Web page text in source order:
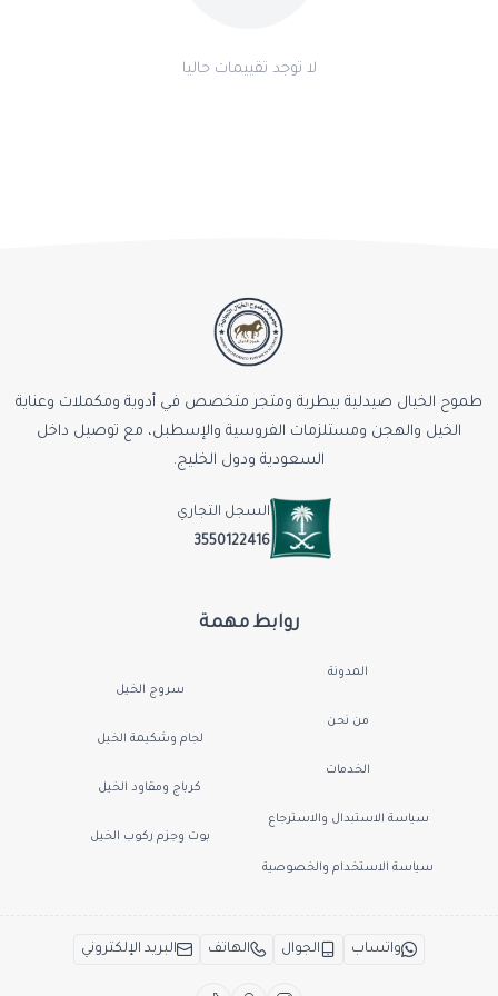
لا توجد تقييمات حاليا
روابط مهمة
المدونة
من نحن
الخدمات
سياسة الاستبدال والاسترجاع
سياسة الاستخدام والخصوصية
سروج الخيل
لجام وشكيمة الخيل
كرباج ومقاود الخيل
بوت وجزم ركوب الخيل
طموح الخيال صيدلية بيطرية ومتجر متخصص في أدوية ومكملات وعناية
الخيل والهجن ومستلزمات الفروسية والإسطبل، مع توصيل داخل
السعودية ودول الخليج.
السجل التجاري
3550122416
واتساب الجوال الهاتف البريد الإلكتروني